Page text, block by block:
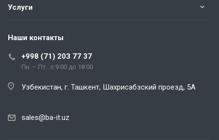
Услуги
Наши контакты
+998 (71) 203 77 37
Пн. – Пт.: с 9:00 до 18:00
Узбекистан, г. Ташкент, Шахрисабзский проезд, 5А
sales@ba-it.uz